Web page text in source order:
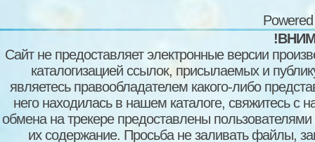
Сайт не предоставляет электронные версии
каталогизацией ссылок, присылаемых и
являетесь правообладателем какого-либо
него находилась в нашем каталоге, свяжитесь
обмена на трекере предоставлены пользователями
их содержание. Просьба не заливать файлы,